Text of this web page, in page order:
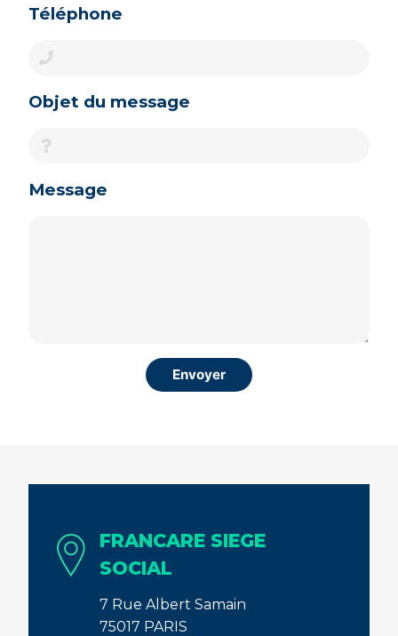
Téléphone
Objet du message
Message
FRANCARE SIEGE
SOCIAL
7 Rue Albert Samain
75017 PARIS